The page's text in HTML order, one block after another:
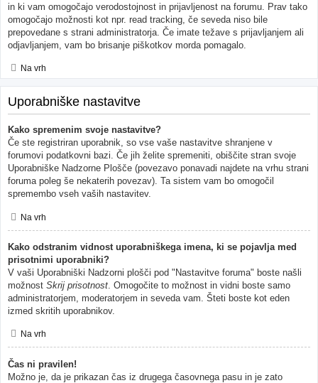
in ki vam omogočajo verodostojnost in prijavljenost na forumu. Prav tako
omogočajo možnosti kot npr. read tracking, če seveda niso bile
prepovedane s strani administratorja. Če imate težave s prijavljanjem ali
odjavljanjem, vam bo brisanje piškotkov morda pomagalo.
Na vrh
Uporabniške nastavitve
Kako spremenim svoje nastavitve?
Če ste registriran uporabnik, so vse vaše nastavitve shranjene v
forumovi podatkovni bazi. Če jih želite spremeniti, obiščite stran svoje
Uporabniške Nadzorne Plošče (povezavo ponavadi najdete na vrhu strani
foruma poleg še nekaterih povezav). Ta sistem vam bo omogočil
spremembo vseh vaših nastavitev.
Na vrh
Kako odstranim vidnost uporabniškega imena, ki se pojavlja med
prisotnimi uporabniki?
V vaši Uporabniški Nadzorni plošči pod "Nastavitve foruma" boste našli
možnost Skrij prisotnost . Omogočite to možnost in vidni boste samo
administratorjem, moderatorjem in seveda vam. Šteti boste kot eden
izmed skritih uporabnikov.
Na vrh
Čas ni pravilen!
Možno je, da je prikazan čas iz drugega časovnega pasu in je zato